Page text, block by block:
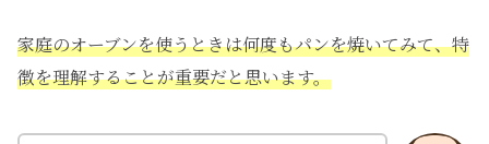
家庭のオーブンを使うときは何度もパンを焼いてみて、特
徴を理解することが重要だと思います。